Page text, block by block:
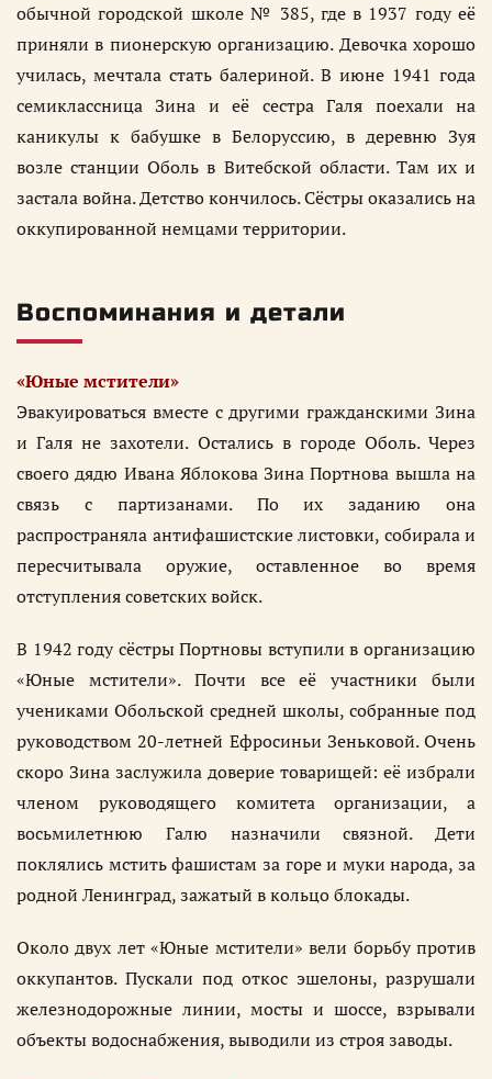
обычной городской школе № 385, где в 1937 году её
приняли в пионерскую организацию. Девочка хорошо
училась, мечтала стать балериной. В июне 1941 года
семиклассница Зина и её сестра Галя поехали на
каникулы к бабушке в Белоруссию, в деревню Зуя
возле станции Оболь в Витебской области. Там их и
застала война. Детство кончилось. Сёстры оказались на
оккупированной немцами территории.
Воспоминания и детали
«Юные мстители»
Эвакуироваться вместе с другими гражданскими Зина
и Галя не захотели. Остались в городе Оболь. Через
своего дядю Ивана Яблокова Зина Портнова вышла на
связь с партизанами. По их заданию она
распространяла антифашистские листовки, собирала и
пересчитывала оружие, оставленное во время
отступления советских войск.
В 1942 году сёстры Портновы вступили в организацию
«Юные мстители». Почти все её участники были
учениками Обольской средней школы, собранные под
руководством 20-летней Ефросиньи Зеньковой. Очень
скоро Зина заслужила доверие товарищей: её избрали
членом руководящего комитета организации, а
восьмилетнюю Галю назначили связной. Дети
поклялись мстить фашистам за горе и муки народа, за
родной Ленинград, зажатый в кольцо блокады.
Около двух лет «Юные мстители» вели борьбу против
оккупантов. Пускали под откос эшелоны, разрушали
железнодорожные линии, мосты и шоссе, взрывали
объекты водоснабжения, выводили из строя заводы.